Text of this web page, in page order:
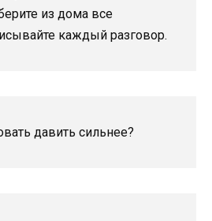
из дома все
каждый разговор.
давить сильнее?